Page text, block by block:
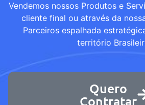
Vendemos nossos Produtos e
cliente final ou através da
Parceiros espalhada
território
Quero
Contratar